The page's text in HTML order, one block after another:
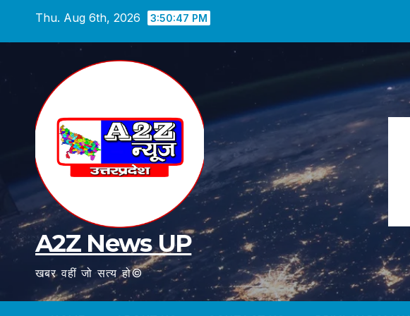
Thu. Aug 6th, 2026 3:50:48 PM
A2Z News UP
खबर वहीं जो सत्य हो©